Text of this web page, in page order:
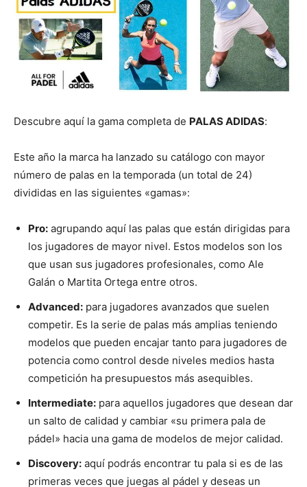
Descubre aquí la gama completa de PALAS ADIDAS:
Este año la marca ha lanzado su catálogo con mayor
número de palas en la temporada (un total de 24)
divididas en las siguientes «gamas»:
Pro: agrupando aquí las palas que están dirigidas para
los jugadores de mayor nivel. Estos modelos son los
que usan sus jugadores profesionales, como Ale
Galán o Martita Ortega entre otros.
Advanced: para jugadores avanzados que suelen
competir. Es la serie de palas más amplias teniendo
modelos que pueden encajar tanto para jugadores de
potencia como control desde niveles medios hasta
competición ha presupuestos más asequibles.
Intermediate: para aquellos jugadores que desean dar
un salto de calidad y cambiar «su primera pala de
pádel» hacia una gama de modelos de mejor calidad.
Discovery: aquí podrás encontrar tu pala si es de las
primeras veces que juegas al pádel y deseas un